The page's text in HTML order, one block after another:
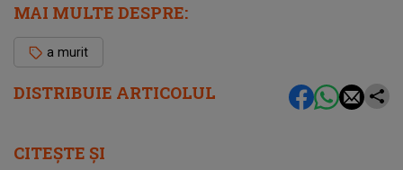
DISTRIBUIE ARTICOLUL
MAI MULTE DESPRE:
a murit
CITEȘTE ȘI